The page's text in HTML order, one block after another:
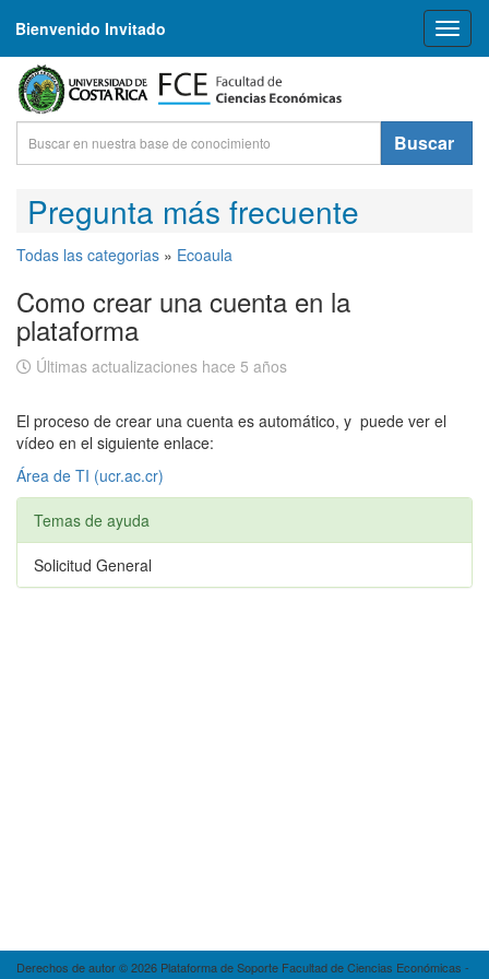
Bienvenido Invitado
Buscar
Pregunta más frecuente
Todas las categorias » Ecoaula
Como crear una cuenta en la
plataforma
Últimas actualizaciones hace 5 años
El proceso de crear una cuenta es automático, y puede ver el
vídeo en el siguiente enlace:
Área de TI (ucr.ac.cr)
Temas de ayuda
Solicitud General
Derechos de autor © 2026 Plataforma de Soporte Facultad de Ciencias Económicas -